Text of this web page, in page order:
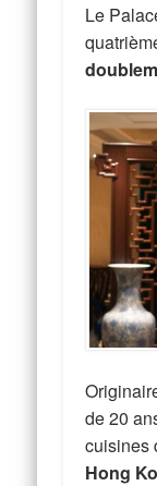
Le
de 20
cuisines
Hong